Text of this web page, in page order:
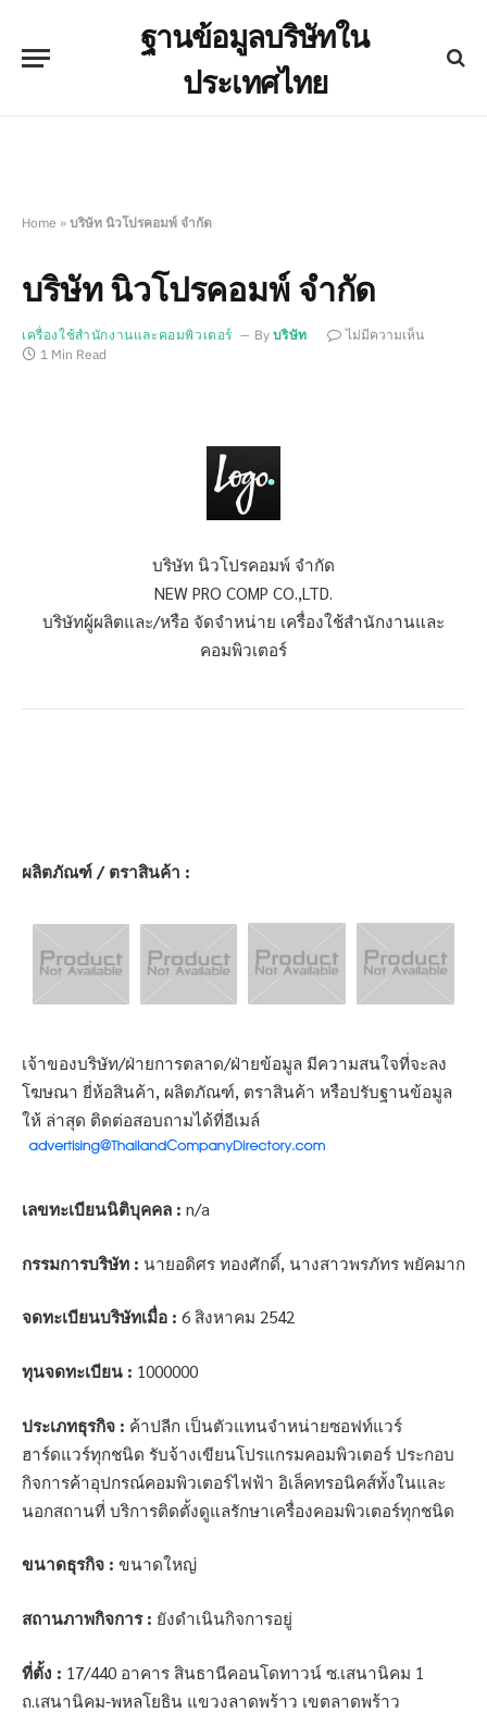
ฐานข้อมูลบริษัทใน
ประเทศไทย
Home » บริษัท นิวโปรคอมพ์ จำกัด
บริษัท นิวโปรคอมพ์ จำกัด
เครื่องใช้สำนักงานและคอมพิวเตอร์ By บริษัท
ไม่มีความเห็น
1 Min Read
บริษัท นิวโปรคอมพ์ จำกัด
NEW PRO COMP CO.,LTD.
บริษัทผู้ผลิตและ/หรือ จัดจำหน่าย เครื่องใช้สำนักงานและ
คอมพิวเตอร์
ผลิตภัณฑ์ / ตราสินค้า :
เจ้าของบริษัท/ฝ่ายการตลาด/ฝ่ายข้อมูล มีความสนใจที่จะลง
โฆษณา ยี่ห้อสินค้า, ผลิตภัณฑ์, ตราสินค้า หรือปรับฐานข้อมูล
ให้ ล่าสุด ติดต่อสอบถามได้ที่อีเมล์
เลขทะเบียนนิติบุคคล : n/a
กรรมการบริษัท : นายอดิศร ทองศักดิ์, นางสาวพรภัทร พยัคมาก
จดทะเบียนบริษัทเมื่อ : 6 สิงหาคม 2542
ทุนจดทะเบียน : 1000000
ประเภทธุรกิจ : ค้าปลีก เป็นตัวแทนจำหน่ายซอฟท์แวร์
ฮาร์ดแวร์ทุกชนิด รับจ้างเขียนโปรแกรมคอมพิวเตอร์ ประกอบ
กิจการค้าอุปกรณ์คอมพิวเตอร์ไฟฟ้า อิเล็คทรอนิคส์ทั้งในและ
นอกสถานที่ บริการติดตั้งดูแลรักษาเครื่องคอมพิวเตอร์ทุกชนิด
ขนาดธุรกิจ : ขนาดใหญ่
สถานภาพกิจการ : ยังดำเนินกิจการอยู่
ที่ตั้ง : 17/440 อาคาร สินธานีคอนโดทาวน์ ซ.เสนานิคม 1
ถ.เสนานิคม-พหลโยธิน แขวงลาดพร้าว เขตลาดพร้าว